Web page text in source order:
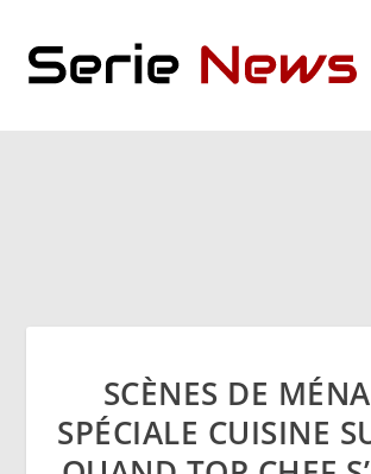
SCÈNES DE
SPÉCIALE CUISINE